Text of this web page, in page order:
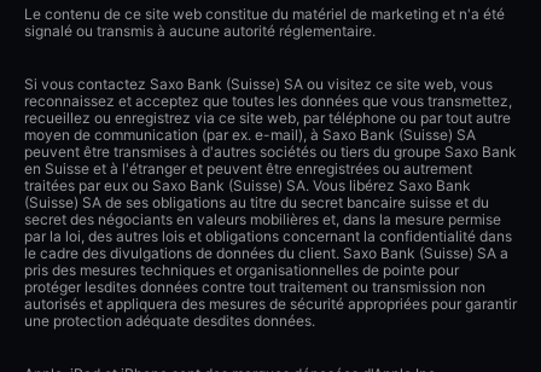
Le contenu de ce site web constitue du matériel de marketing et n'a été
signalé ou transmis à aucune autorité réglementaire.
Si vous contactez Saxo Bank (Suisse) SA ou visitez ce site web, vous
reconnaissez et acceptez que toutes les données que vous transmettez,
recueillez ou enregistrez via ce site web, par téléphone ou par tout autre
moyen de communication (par ex. e-mail), à Saxo Bank (Suisse) SA
peuvent être transmises à d'autres sociétés ou tiers du groupe Saxo Bank
en Suisse et à l'étranger et peuvent être enregistrées ou autrement
traitées par eux ou Saxo Bank (Suisse) SA. Vous libérez Saxo Bank
(Suisse) SA de ses obligations au titre du secret bancaire suisse et du
secret des négociants en valeurs mobilières et, dans la mesure permise
par la loi, des autres lois et obligations concernant la confidentialité dans
le cadre des divulgations de données du client. Saxo Bank (Suisse) SA a
pris des mesures techniques et organisationnelles de pointe pour
protéger lesdites données contre tout traitement ou transmission non
autorisés et appliquera des mesures de sécurité appropriées pour garantir
une protection adéquate desdites données.